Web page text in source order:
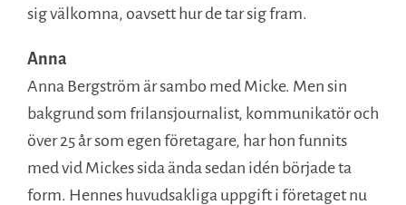
sig välkomna, oavsett hur de tar sig fram.
Anna
Anna Bergström är sambo med Micke. Men sin
bakgrund som frilansjournalist, kommunikatör och
över 25 år som egen företagare, har hon funnits
med vid Mickes sida ända sedan idén började ta
form. Hennes huvudsakliga uppgift i företaget nu